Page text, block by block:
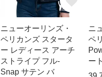
ニューオーリンズ・
ペリカンズ スタータ
ー レディース アーチ
ストライプ フル-
Snap サテン バ
ニ
ペ
ー